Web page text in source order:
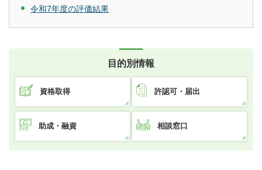
令和7年度の評価結果
目的別情報
資格取得 許認可・届出
助成・融資 相談窓口